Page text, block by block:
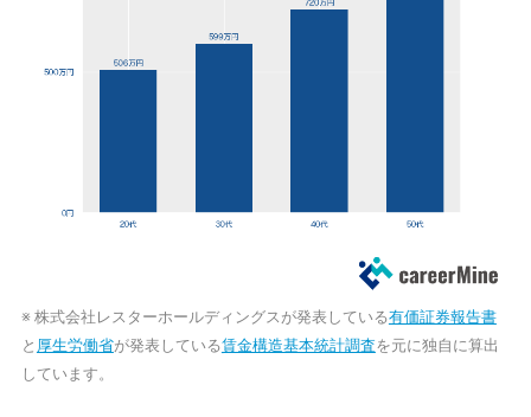
※ 株式会社レスターホールディングスが発表している有価証券報告書
と 厚生労働省が発表している賃金構造基本統計調査を元に独自に算出
しています。